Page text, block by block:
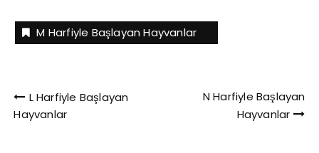
büyük kedi…
kedidir.…
kuşlarıdır. Ş harfi ile
başlayan hayvanlarla
yaşayabilmektedirler.
Şempanzeler insanlar
dışında en kompleks
M Harfiyle Başlayan Hayvanlar
Yazı
gezinmesi
L Harfiyle Başlayan
Hayvanlar
N Harfiyle Başlayan
Hayvanlar